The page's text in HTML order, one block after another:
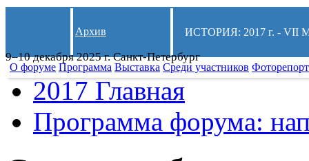
9–10 декабря 2025 г. Санкт-Петербург
Архив ИСТОРИЯ: 2017 г. -
О форуме Программа Выставка Среди участников
2017 Главная
Программа форума: